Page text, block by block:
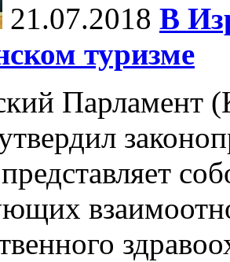
21.07.2018 В
туризме
Парламент